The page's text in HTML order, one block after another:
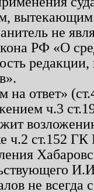
вытекающим
не
РФ «О
на ответ»
ч.3
ч.2 ст.152
не